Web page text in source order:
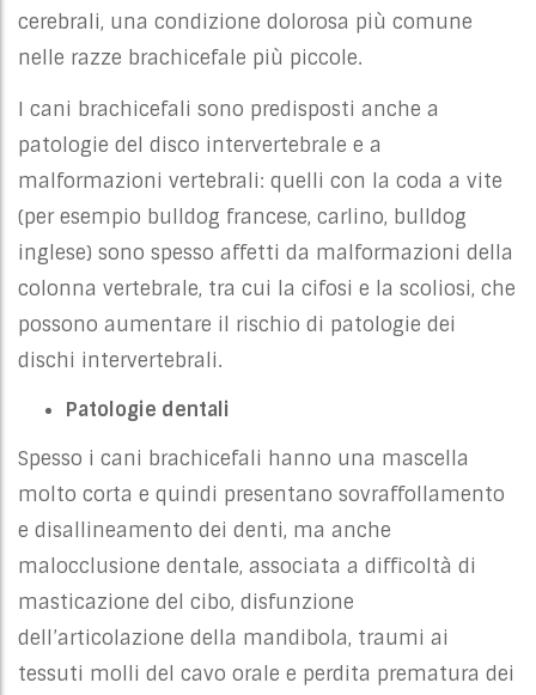
cerebrali, una condizione dolorosa più comune
nelle razze brachicefale più piccole.
I cani brachicefali sono predisposti anche a
patologie del disco intervertebrale e a
malformazioni vertebrali: quelli con la coda a vite
(per esempio bulldog francese, carlino, bulldog
inglese) sono spesso affetti da malformazioni della
colonna vertebrale, tra cui la cifosi e la scoliosi, che
possono aumentare il rischio di patologie dei
dischi intervertebrali.
Patologie dentali
Spesso i cani brachicefali hanno una mascella
molto corta e quindi presentano sovraffollamento
e disallineamento dei denti, ma anche
malocclusione dentale, associata a difficoltà di
masticazione del cibo, disfunzione
dell’articolazione della mandibola, traumi ai
tessuti molli del cavo orale e perdita prematura dei